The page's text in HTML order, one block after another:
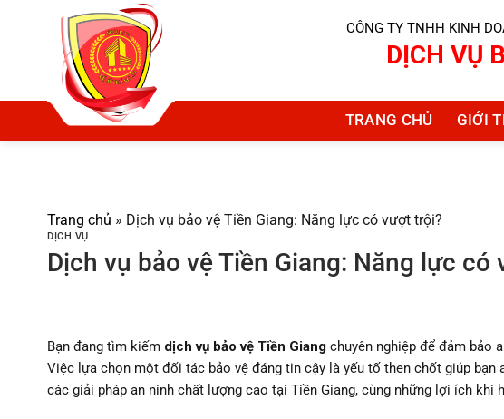
CÔNG TY TNHH KINH
DỊCH VỤ
TRANG CHỦ GIỚI
Trang chủ » Dịch vụ bảo vệ Tiền Giang: Năng lực có vượt trội?
DỊCH VỤ
Dịch vụ bảo vệ Tiền Giang: Năng lực có
Bạn đang tìm kiếm dịch vụ bảo vệ Tiền Giang chuyên nghiệp để đảm bảo
Việc lựa chọn một đối tác bảo vệ đáng tin cậy là yếu tố then chốt giúp
các giải pháp an ninh chất lượng cao tại Tiền Giang, cùng những lợi ích khi